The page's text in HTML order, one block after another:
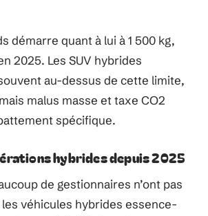
démarre quant à lui à 1 500 kg,
2025. Les SUV hybrides
au-dessus de cette limite,
malus masse et taxe CO2
spécifique.
hybrides depuis 2025
de gestionnaires n’ont pas
véhicules hybrides essence-